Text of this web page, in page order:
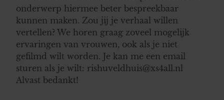
onderwerp hiermee beter bespreekbaar
kunnen maken. Zou jij je verhaal willen
vertellen? We horen graag zoveel mogelijk
ervaringen van vrouwen, ook als je niet
gefilmd wilt worden. Je kan me een email
sturen als je wilt: rishuveldhuis@xs4all.nl
Alvast bedankt!